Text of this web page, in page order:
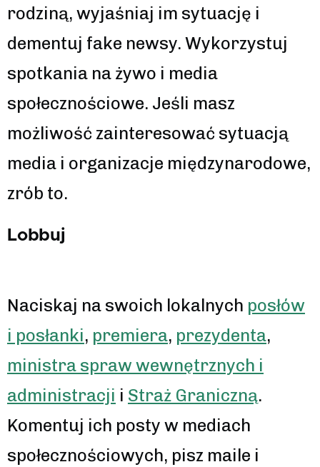
rodziną, wyjaśniaj im sytuację i
dementuj fake newsy. Wykorzystuj
spotkania na żywo i media
społecznościowe. Jeśli masz
możliwość zainteresować sytuacją
media i organizacje międzynarodowe,
zrób to.
Lobbuj
Naciskaj na swoich lokalnych posłów
i posłanki, premiera, prezydenta,
ministra spraw wewnętrznych i
administracji i Straż Graniczną.
Komentuj ich posty w mediach
społecznościowych, pisz maile i